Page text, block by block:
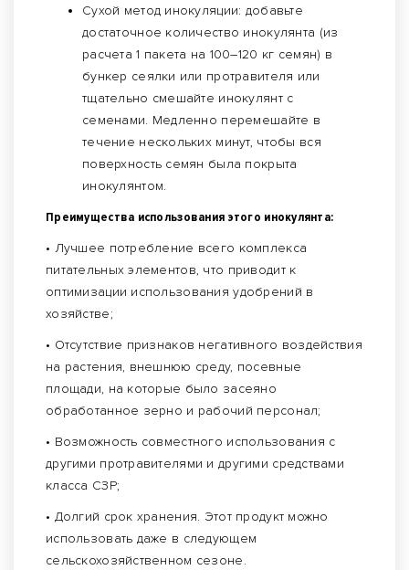
Сухой метод инокуляции: добавьте
достаточное количество инокулянта (из
расчета 1 пакета на 100–120 кг семян) в
бункер сеялки или протравителя или
тщательно смешайте инокулянт с
семенами. Медленно перемешайте в
течение нескольких минут, чтобы вся
поверхность семян была покрыта
инокулянтом.
Преимущества использования этого инокулянта:
• Лучшее потребление всего комплекса
питательных элементов, что приводит к
оптимизации использования удобрений в
хозяйстве;
• Отсутствие признаков негативного воздействия
на растения, внешнюю среду, посевные
площади, на которые было засеяно
обработанное зерно и рабочий персонал;
• Возможность совместного использования с
другими протравителями и другими средствами
класса СЗР;
• Долгий срок хранения. Этот продукт можно
использовать даже в следующем
сельскохозяйственном сезоне.